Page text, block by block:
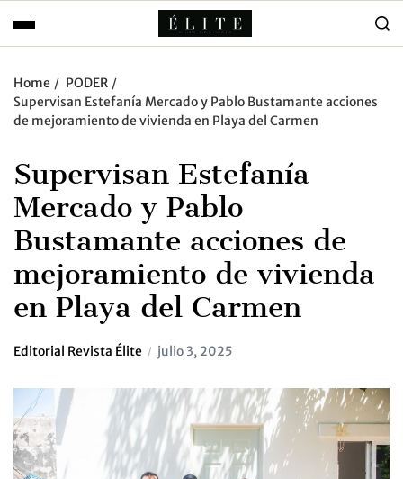
Home
PODER
Supervisan Estefanía Mercado y Pablo Bustamante acciones
de mejoramiento de vivienda en Playa del Carmen
Supervisan Estefanía
Mercado y Pablo
Bustamante acciones de
mejoramiento de vivienda
en Playa del Carmen
Editorial Revista Élite julio 3, 2025